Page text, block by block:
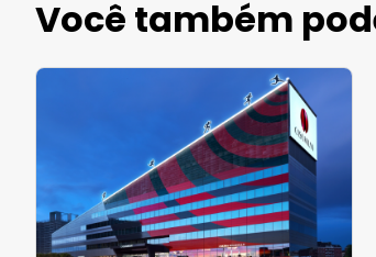
Você também